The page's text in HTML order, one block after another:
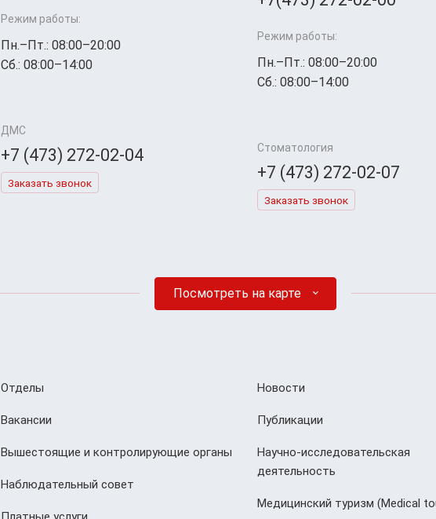
Режим работы:
Пн.–Пт.: 08:00–20:00
Сб.: 08:00–14:00
ДМС
+7 (473) 272-02-04
Заказать звонок
Режим работы:
Пн.–Пт.: 08:00–20:00
Сб.: 08:00–14:00
Стоматология
+7 (473) 272-02-07
Заказать звонок
Посмотреть на карте
Отделы
Вакансии
Вышестоящие и контролирующие органы
Наблюдательный совет
Новости
Публикации
Научно-исследовательская
деятельность
Медицинский туризм (Мedical